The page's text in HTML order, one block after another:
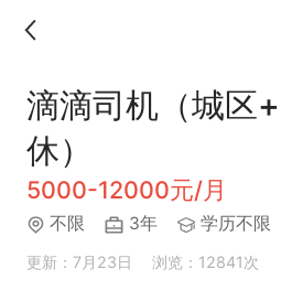
滴滴司机（城区
休）
5000-12000元/月
不限 3年 学历不限
更新：7月23日 浏览：12841次